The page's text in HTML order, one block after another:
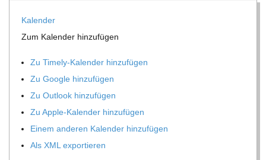
N
O
R
E
Kalen­der
Zum Kalen­der hinzufügen
Zu Timely-Kalen­der hinzufügen
Zu Google hinzufügen
Zu Out­look hinzufügen
Zu Apple-Kalen­der hinzufügen
Einem ande­ren Kalen­der hinzufügen
Als XML exportieren